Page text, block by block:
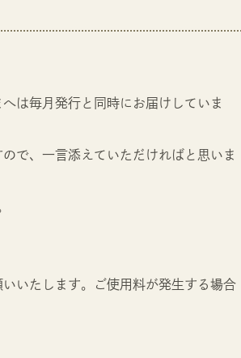
は毎月発行と同時にお届けしていま
で、一言添えていただければと思いま
いたします。ご使用料が発生する場合